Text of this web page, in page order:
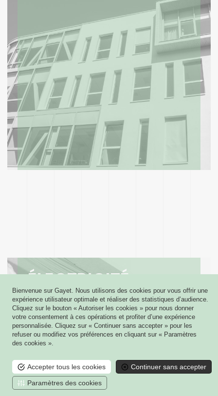
ÉLECTRICITÉ
GÉNÉRALE
Bienvenue sur Gayet. Nous utilisons des cookies pour vous offrir une
expérience utilisateur optimale et réaliser des statistiques d’audience.
Cliquez sur le bouton « Autoriser les cookies » pour nous donner
votre consentement à ces opérations et profiter d’une expérience
personnalisée. Cliquez sur « Continuer sans accepter » pour les
refuser ou modifiez vos préférences en cliquant sur « Paramètres
des cookies ».
Accepter tous les cookies Continuer sans accepter
Paramètres des cookies